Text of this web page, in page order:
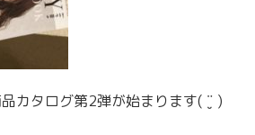
カタログ第2弾が始まります( ¨̮ )